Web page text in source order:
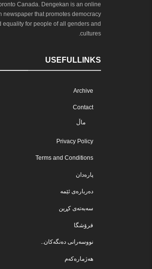
Canada. Dengekan is an online
newspaper that promotes democracy
equality for people of all genders and
cultures.
USEFULLINKS
Archive
Contact
ماڵ
Privacy Policy
Terms and Conditions
پارەدان
دەربارەی ئێمە
سەبەتەی کڕین
فرۆشگا
نووسەرانی دەنگەکان..
هەژمارەکەم